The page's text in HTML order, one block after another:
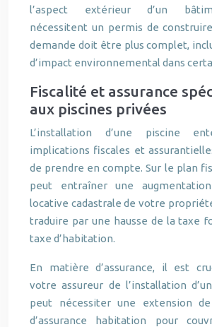
l’aspect extérieur d’un
nécessitent un permis de
demande doit être plus complet,
d’impact environnemental dans
Fiscalité et assurance
aux piscines privées
L’installation d’une piscine
implications fiscales et
de prendre en compte. Sur le plan
peut entraîner une
locative cadastrale de votre
traduire par une hausse de la taxe
taxe d’habitation.
En matière d’assurance, il est
votre assureur de l’installation
peut nécessiter une extension
d’assurance habitation pour